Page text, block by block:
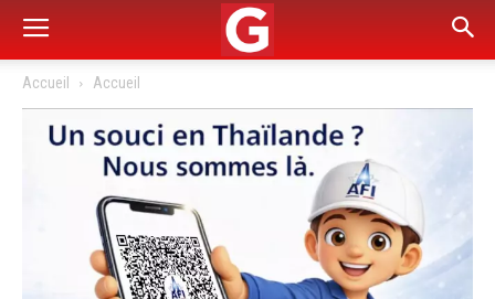
Accueil Accueil